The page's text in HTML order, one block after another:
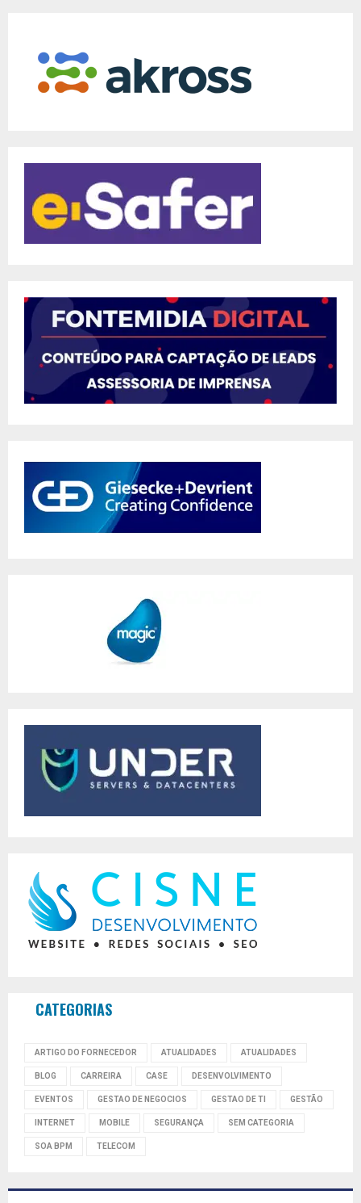
CATEGORIAS
ARTIGO DO FORNECEDOR ATUALIDADES ATUALIDADES
BLOG CARREIRA CASE DESENVOLVIMENTO
EVENTOS GESTAO DE NEGOCIOS GESTAO DE TI GESTÃO
INTERNET MOBILE SEGURANÇA SEM CATEGORIA
SOA BPM TELECOM